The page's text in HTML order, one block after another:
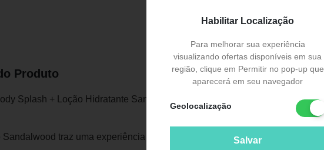
Habilitar Localização
Para melhorar sua experiência
visualizando ofertas disponíveis em sua
região, clique em Permitir no pop-up que
aparecerá em seu navegador
Geolocalização
Salvar
Produto
Splash + Loção Hidratante Sandalwood
Sandalwood traz uma experiência completa de perfumação e